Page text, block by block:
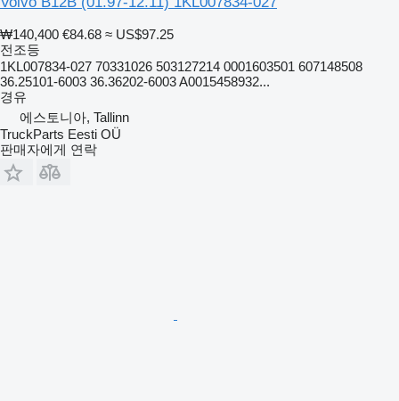
₩140,400 €84.68 ≈ US$97.25
전조등
1KL007834-027 70331026 503127214 0001603501 607148508
36.25101-6003 36.36202-6003 A0015458932...
경유
에스토니아, Tallinn
TruckParts Eesti OÜ
판매자에게 연락